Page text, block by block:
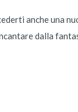
anche una
dalla